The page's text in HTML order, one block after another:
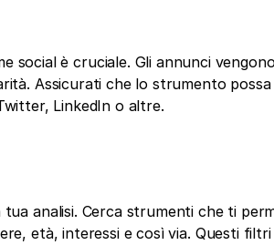
social è cruciale. Gli annunci
Assicurati che lo strumento
LinkedIn o altre.
analisi. Cerca strumenti che ti
età, interessi e così via. Questi